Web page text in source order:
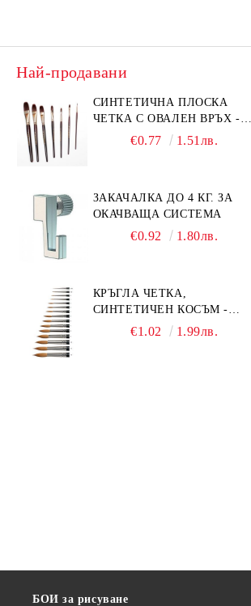
Най-продавани
СИНТЕТИЧНА ПЛОСКА
ЧЕТКА С ОВАЛЕН ВРЪХ -
GIOCONDA 273 - №1/8
€0.77 1.51лв.
ЗАКАЧАЛКА ДО 4 КГ. ЗА
ОКАЧВАЩА СИСТЕМА
€0.92 1.80лв.
КРЪГЛА ЧЕТКА,
СИНТЕТИЧЕН КОСЪМ -
MILLENIUM 211 - №0
€1.02 1.99лв.
БОИ за рисуване